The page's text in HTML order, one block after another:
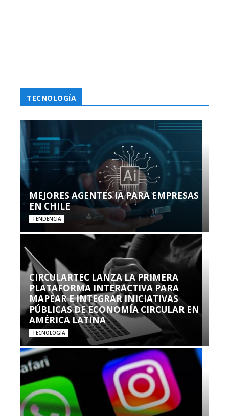
TECNOLOGÍA
MEJORES AGENTES IA PARA EMPRESAS
EN CHILE
TENDENCIA
CIRCULARTEC LANZA LA PRIMERA
PLATAFORMA INTERACTIVA PARA
MAPEAR E INTEGRAR INICIATIVAS
PÚBLICAS DE ECONOMÍA CIRCULAR EN
AMÉRICA LATINA
TECNOLOGÍA